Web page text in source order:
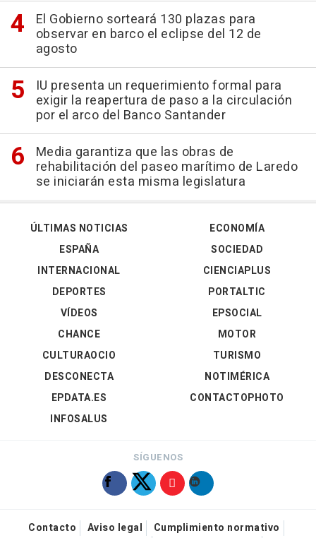
El Gobierno sorteará 130 plazas para
observar en barco el eclipse del 12 de
agosto
IU presenta un requerimiento formal para
exigir la reapertura de paso a la circulación
por el arco del Banco Santander
Media garantiza que las obras de
rehabilitación del paseo marítimo de Laredo
se iniciarán esta misma legislatura
ÚLTIMAS NOTICIAS
ESPAÑA
INTERNACIONAL
DEPORTES
VÍDEOS
ECONOMÍA
SOCIEDAD
CIENCIAPLUS
PORTALTIC
EPSOCIAL
CHANCE
CULTURAOCIO
DESCONECTA
EPDATA.ES
INFOSALUS
MOTOR
TURISMO
NOTIMÉRICA
CONTACTOPHOTO
SÍGUENOS
Contacto Aviso legal
Cumplimiento normativo